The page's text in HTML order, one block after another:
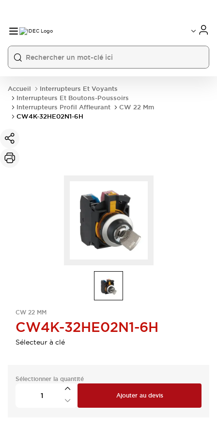
Accueil
Interrupteurs Et Voyants
Interrupteurs Et Boutons-Poussoirs
Interrupteurs Profil Affleurant
CW 22 Mm
CW4K-32HE02N1-6H
CW 22 MM
CW4K-32HE02N1-6H
Sélecteur à clé
Sélectionner la quantité
Ajouter au devis